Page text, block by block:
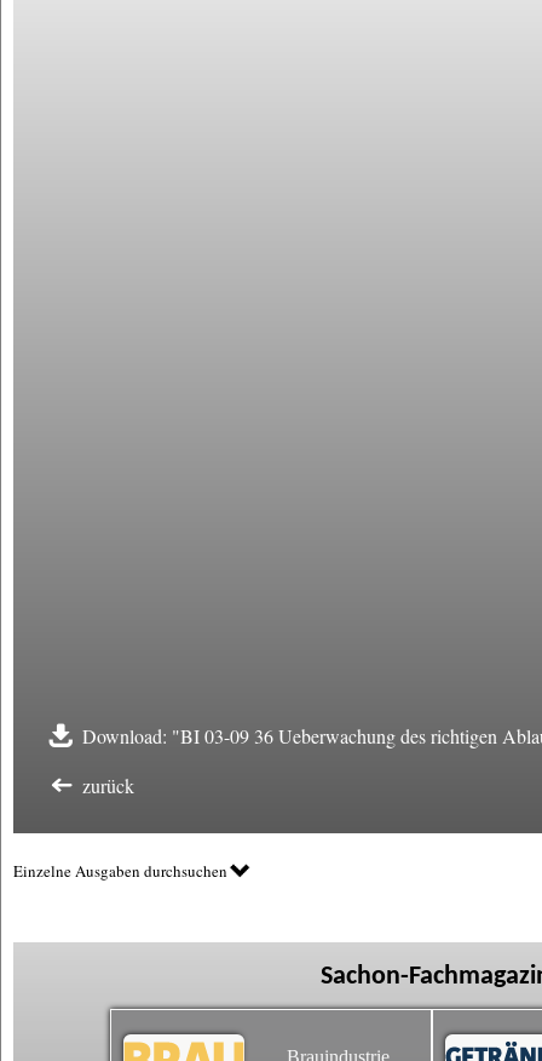
Download: "BI 03-09 36 Ueberwachung des richtigen
zurück
Einzelne Ausgaben durchsuchen
Sachon-
Brauindustrie